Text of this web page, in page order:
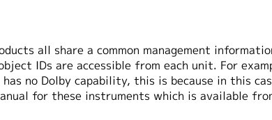
all share a common management
IDs are accessible from each unit. For
no Dolby capability, this is because in this
for these instruments which is available